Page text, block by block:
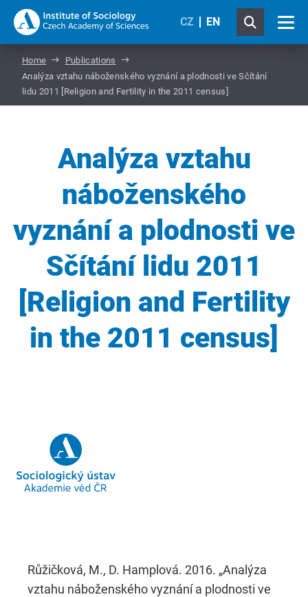
CZ EN
Home
Publications
Analýza vztahu náboženského vyznání a plodnosti ve Sčítání
lidu 2011 [Religion and Fertility in the 2011 census]
Analýza vztahu
náboženského
vyznání a plodnosti ve
Sčítání lidu 2011
[Religion and Fertility
in the 2011 census]
Růžičková, M., D. Hamplová. 2016. „Analýza
vztahu náboženského vyznání a plodnosti ve